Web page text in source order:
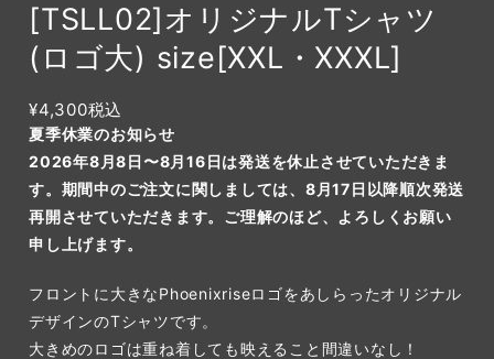
[TSLL02]オリジナルTシャツ
(ロゴ大) size[XXL・XXXL]
¥4,300税込
夏季休業のお知らせ
2026年8月8日〜8月16日は発送を休止させていただきま
す。期間中のご注文に関しましては、8月17日以降順次発送
再開させていただきます。ご理解のほど、よろしくお願い
申し上げます。
フロントに大きなPhoenixriseロゴをあしらったオリジナル
デザインのTシャツです。
大きめのロゴは重ね着しても映えること間違いなし！